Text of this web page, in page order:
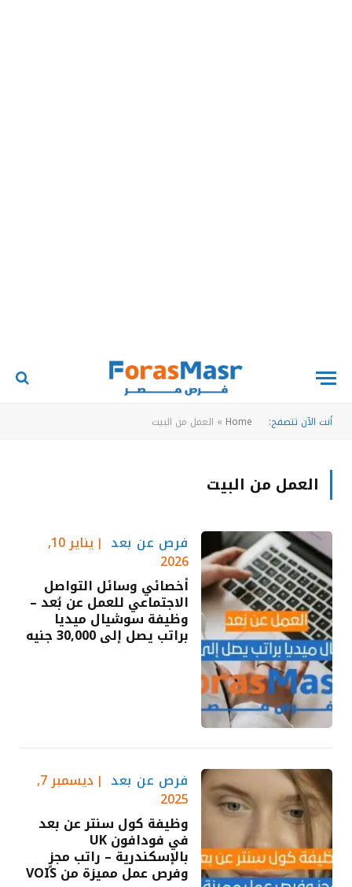
أنت الآن تتصفح: Home
» العمل من البيت
العمل من البيت
فرص عن بعد يناير 10,
2026
أخصائي وسائل التواصل
الاجتماعي للعمل عن بُعد –
وظيفة سوشيال ميديا
براتب يصل إلى 30,000 جنيه
فرص عن بعد ديسمبر 7,
2025
وظيفة كول سنتر عن بعد
في فودافون UK
بالإسكندرية – راتب مجزٍ
وفرص عمل مميزة من VOIS